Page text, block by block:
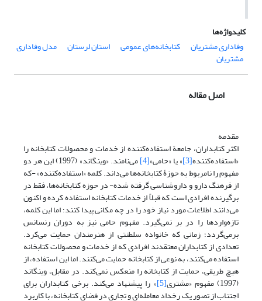
کلیدواژه‌ها
وفاداری مشتریان
کتابخانه‌های عمومی استان لرستان مدل وفاداری
مشتریان
اصل مقاله
مقدمه
اکثر کتابداران، جامعة استفاده‌کننده از خدمات و محصولات کتابخانه را
«استفاده‌کننده[3] » یا «حامی»[4] می‌نامند. «وینگاند» (1997) این هر دو
مفهوم را نامربوط به حوزۀ کتابخانه‌ها می‌داند. کلمه «استفاده‌کننده» -که
از فرهنگ دارو و داروشناسی گرفته شده- در حوزه کتابخانه‌ها، فقط در
برگیرنده افرادی است که قبلاً از خدمات کتابخانه استفاده کرده و اکنون
می‌دانند اطلاعات مورد نیاز خود را در چه مکانی پیدا کنند؛ اما این کلمه،
تازه‌واردها را در بر نمی‌گیرد. مفهوم حامی نیز به دوران رنسانس
برمی‌گردد؛ زمانی که خانواده سلطنتی از هنرمندان حمایت می‌کرد.
تعدادی از کتابداران معتقدند افرادی که از خدمات و محصولات کتابخانه
استفاده می‌کنند، به نوعی از کتابخانه حمایت می‌کنند. اما این استفاده، از
هیچ طریقی، حمایت از کتابخانه را منعکس نمی‌کند. در مقابل، وینگاند
(1997) مفهوم «مشتری [5] » را پیشنهاد می‌کند. برخی کتابداران برای
اجتناب از تصور یک رخداد معامله‌ای و تجاری در فضای کتابخانه، با کاربرد